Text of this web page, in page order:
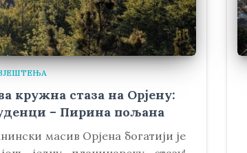
кружна стаза на Орјену:
– Пирина пољана
масив Орјена богатији је